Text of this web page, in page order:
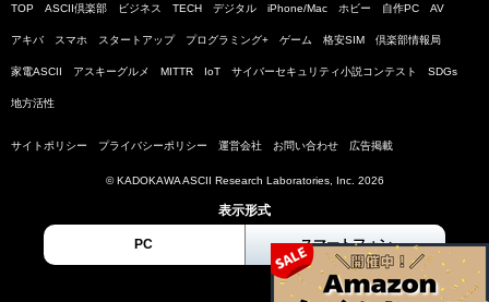
TOP ASCII倶楽部 ビジネス TECH デジタル iPhone/Mac ホビー 自作PC AV
アキバ スマホ スタートアップ プログラミング+ ゲーム 格安SIM 倶楽部情報局
家電ASCII アスキーグルメ MITTR IoT サイバーセキュリティ小説コンテスト SDGs
地方活性
サイトポリシー プライバシーポリシー 運営会社 お問い合わせ 広告掲載
© KADOKAWA ASCII Research Laboratories, Inc. 2026
表示形式
PC スマートフォン